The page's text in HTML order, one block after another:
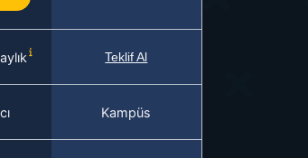
Teklif Al
Kampüs